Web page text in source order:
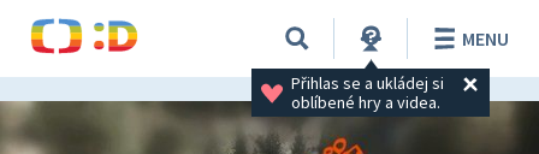
Přihlas se a ukládej si
oblíbené hry a videa.
MENU